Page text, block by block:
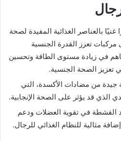
بالعناصر الغذائية المفيدة لصحة
تعزز القدرة الجنسية
في زيادة مستوى الطاقة وتحسين
تعزيز الصحة الجنسية.
جيدة من مضادات الأكسدة، التي
الذي قد يؤثر على الصحة الإنجابية.
القشطة في تقوية العضلات ودعم
مثالية للنظام الغذائي للرجال.